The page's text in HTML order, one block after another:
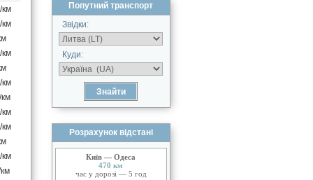
км
км
км
км
км
км
км
Попутний транспорт
Звідки:
Куди:
Розрахунок відстані
Київ — Одеса
470 км
час у дорозі — 5 год